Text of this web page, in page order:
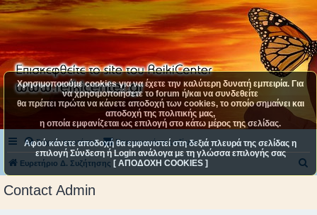
Συχνές ερωτήσεις Επικοινωνήστε μαζί μας
Ευρετήριο Δ. Συζήτησης
Contact Admin
Χρησιμοποιούμε cookies για να έχετε την καλύτερη δυνατή εμπειρία. Για
να χρησιμοποιήσετε το forum ή/και να συνδεθείτε
θα πρέπει πρώτα να κάνετε αποδοχή των cookies, το οποίο σημαίνει και
αποδοχή της πολιτικής μας,
η οποία εμφανίζεται ως επιλογή στο κάτω μέρος της σελίδας.
Αφού κάνετε αποδοχή θα εμφανιστεί στη δεξιά πλευρά της σελίδας η
επιλογή Σύνδεση ή Login ανάλογα με τη γλώσσα επιλογής σας
[ ΑΠΟΔΟΧΗ COOKIES ]